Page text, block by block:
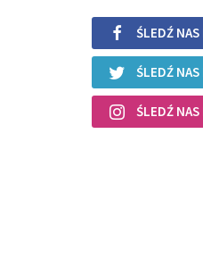
ŚLEDŹ NAS
ŚLEDŹ
ŚLEDŹ NAS